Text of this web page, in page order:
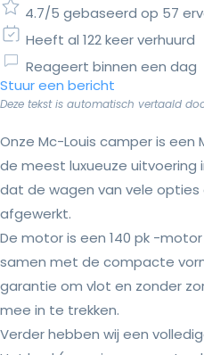
4.7/5 gebaseerd op 57
Heeft al 122 keer verhuurd
Reageert binnen een dag
Stuur een bericht
Deze tekst is automatisch vertaald
Onze Mc-Louis camper is
de meest luxueuze
dat de wagen van vele
afgewerkt.
De motor is een 140 pk -
samen met de compacte
garantie om vlot en zonder
mee in te trekken.
Verder hebben wij een